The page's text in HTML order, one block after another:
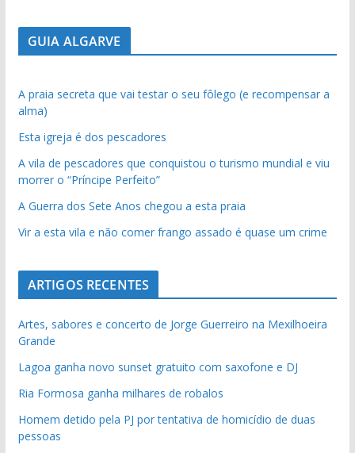
GUIA ALGARVE
A praia secreta que vai testar o seu fôlego (e recompensar a
alma)
Esta igreja é dos pescadores
A vila de pescadores que conquistou o turismo mundial e viu
morrer o “Príncipe Perfeito”
A Guerra dos Sete Anos chegou a esta praia
Vir a esta vila e não comer frango assado é quase um crime
ARTIGOS RECENTES
Artes, sabores e concerto de Jorge Guerreiro na Mexilhoeira
Grande
Lagoa ganha novo sunset gratuito com saxofone e DJ
Ria Formosa ganha milhares de robalos
Homem detido pela PJ por tentativa de homicídio de duas
pessoas